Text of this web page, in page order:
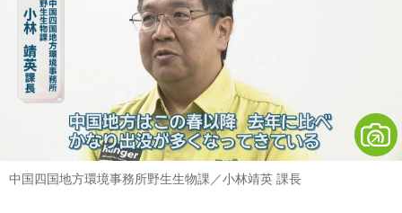
中国四国地方環境事務所野生生物課／小林靖英 課長